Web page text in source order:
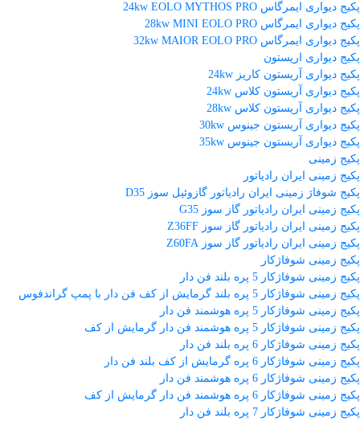
پکیج دیواری ایمرگاس 24kw EOLO MYTHOS PRO
پکیج دیواری ایمرگاس 28kw MINI EOLO PRO
پکیج دیواری ایمرگاس 32kw MAIOR EOLO PRO
پکیج دیواری اریستون
پکیج دیواری آریستون کاریز 24kw
پکیج دیواری آریستون کلاس 24kw
پکیج دیواری آریستون کلاس 28kw
پکیج دیواری آریستون جینوس 30kw
پکیج دیواری آریستون جینوس 35kw
پکیج زمینی
پکیج زمینی ایران رادیاتور
پکیج شوفاژ زمینی ایران رادیاتور گازوئیل سوز D35
پکیج زمینی ایران رادیاتور گاز سوز G35
پکیج زمینی ایران رادیاتور گاز سوز Z36FF
پکیج زمینی ایران رادیاتور گاز سوز Z60FA
پکیج زمینی شوفاژکار
پکیج زمینی شوفاژکار 5 پره بلند فن دار
پکیج زمینی شوفاژکار 5 پره بلند گرمایش از کف فن دار با پمپ گراندفوس
پکیج زمینی شوفاژکار 5 پره هوشمند فن دار
پکیج زمینی شوفاژکار 5 پره هوشمند فن دار گرمایش از کف
پکیج زمینی شوفاژکار 6 پره بلند فن دار
پکیج زمینی شوفاژکار 6 پره گرمایش از کف بلند فن دار
پکیج زمینی شوفاژکار 6 پره هوشمند فن دار
پکیج زمینی شوفاژکار 6 پره هوشمند فن دار گرمایش از کف
پکیج زمینی شوفاژکار 7 پره بلند فن دار